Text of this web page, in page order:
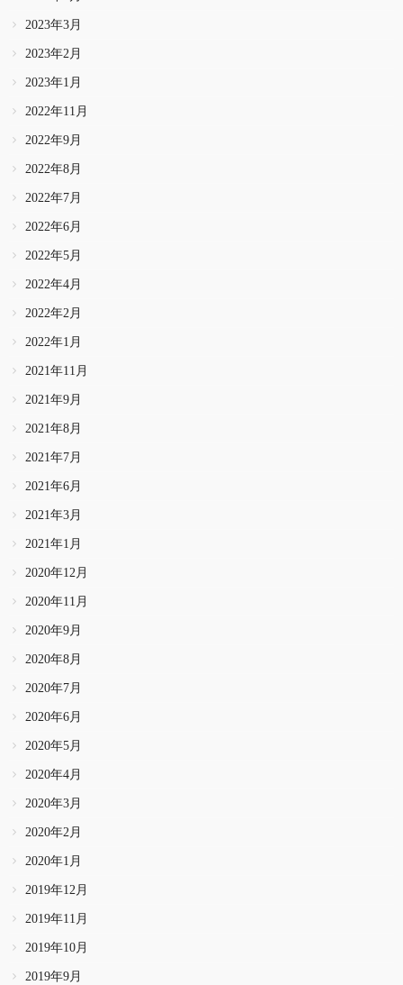
2023年3月
2023年2月
2023年1月
2022年11月
2022年9月
2022年8月
2022年7月
2022年6月
2022年5月
2022年4月
2022年2月
2022年1月
2021年11月
2021年9月
2021年8月
2021年7月
2021年6月
2021年3月
2021年1月
2020年12月
2020年11月
2020年9月
2020年8月
2020年7月
2020年6月
2020年5月
2020年4月
2020年3月
2020年2月
2020年1月
2019年12月
2019年11月
2019年10月
2019年9月